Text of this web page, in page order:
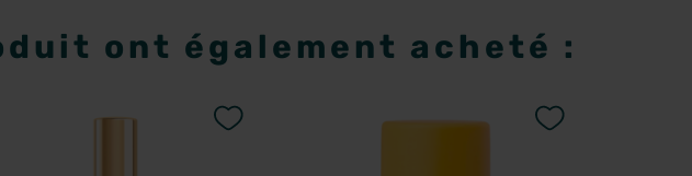
ont également acheté :